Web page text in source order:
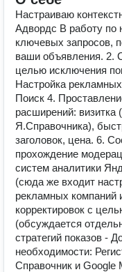
Настраиваю
Адвордс В работу по
ключевых запросов,
ваши объявления. 2.
целью исключения
Настройка
Поиск 4.
расширений: визитка
Я.Справочника),
заголовок, цена. 6.
прохождение
систем аналитики
(сюда же входит
рекламных компаний
корректировок с
(обсуждается
стратегий показов -
необходимости:
Справочник и Google